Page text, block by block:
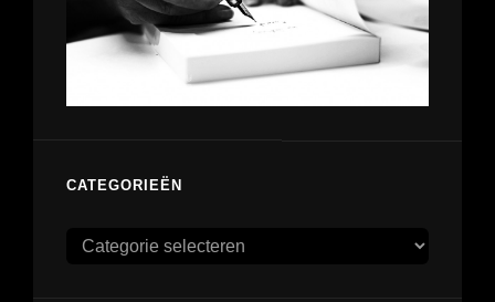
CATEGORIEËN
Categorieën